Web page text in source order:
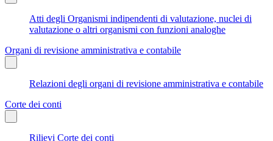
Atti degli Organismi indipendenti di valutazione, nuclei di
valutazione o altri organismi con funzioni analoghe
Organi di revisione amministrativa e contabile
Relazioni degli organi di revisione amministrativa e contabile
Corte dei conti
Rilievi Corte dei conti